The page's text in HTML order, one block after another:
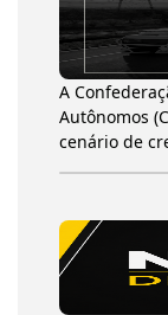
A
Autônomos
cenário de